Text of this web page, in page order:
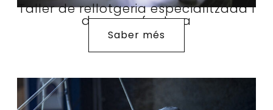
Taller de rellotgeria especialitzada i
de manufactura
Saber més